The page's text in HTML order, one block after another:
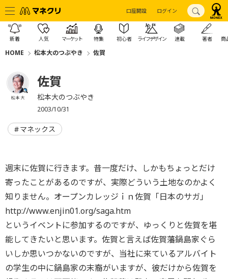
口座開設 ログイン
新着 人気 マーケット 特集 初心者 ライフデザイン 連載 著者 商
HOME 松本大のつぶやき 佐賀
松本 大
佐賀
松本大のつぶやき
2003/10/31
マネックス
週末に佐賀に行きます。昔一度だけ、しかもちょっとだけ
寄ったことがあるのですが、実際どういう土地なのかよく
知りません。オープンカレッジｉｎ佐賀「日本のサガ」
http://www.enjin01.org/saga.htm
というイベントに参加するのですが、ゆっくりと佐賀を堪
能してきたいと思います。佐賀と言えば佐賀藩鍋島家ぐら
いしか思いつかないのですが、当社に来ているアルバイト
の学生の中に鍋島家の末裔がいますが、彼だけから佐賀を